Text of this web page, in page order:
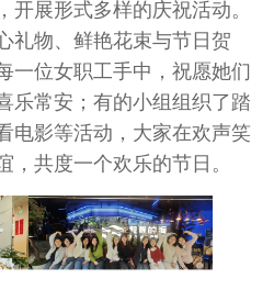
开展形式多样的庆祝活动。
礼物、鲜艳花束与节日贺
一位女职工手中，祝愿她们
乐常安；有的小组组织了踏
电影等活动，大家在欢声笑
，共度一个欢乐的节日。